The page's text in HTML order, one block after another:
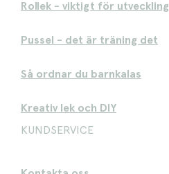
Rollek - viktigt för utveckling
Pussel - det är träning det
Så ordnar du barnkalas
Kreativ lek och DIY
KUNDSERVICE